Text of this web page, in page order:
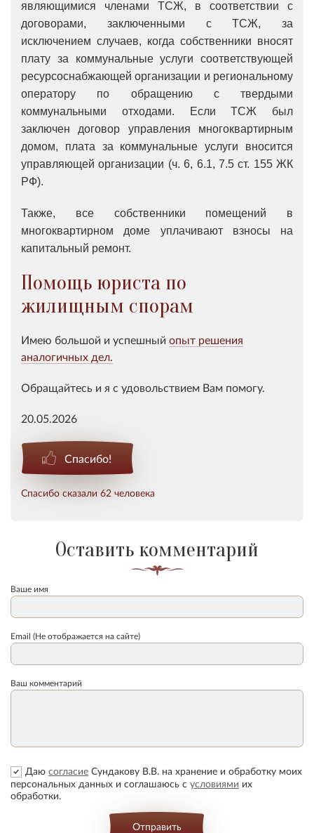
являющимися членами ТСЖ, в соответствии с
договорами, заключенными с ТСЖ, за
исключением случаев, когда собственники вносят
плату за коммунальные услуги соответствующей
ресурсоснабжающей организации и региональному
оператору по обращению с твердыми
коммунальными отходами. Если ТСЖ был
заключен договор управления многоквартирным
домом, плата за коммунальные услуги вносится
управляющей организации (ч. 6, 6.1, 7.5 ст. 155 ЖК
РФ).
Также, все собственники помещений в
многоквартирном доме уплачивают взносы на
капитальный ремонт.
Помощь юриста по
жилищным спорам
Имею большой и успешный опыт решения
аналогичных дел.
Обращайтесь и я с удовольствием Вам помогу.
20.05.2026
Спасибо!
Спасибо сказали 62 человека
Оставить комментарий
Ваше имя
Email (Не отображается на сайте)
Ваш комментарий
Даю согласие Сундакову В.В. на хранение и обработку моих
персональных данных и соглашаюсь с условиями их
обработки.
Отправить